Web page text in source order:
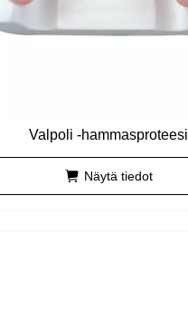
Valpoli -hammasproteesi
Näytä tiedot